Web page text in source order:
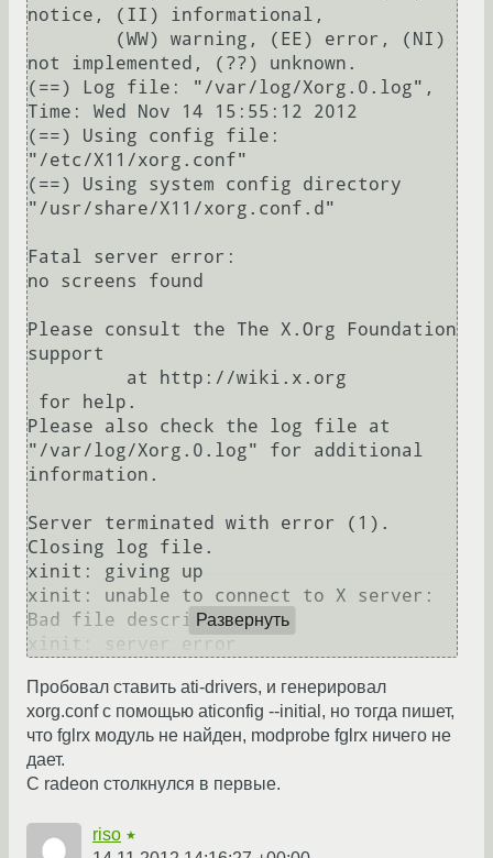
notice, (II) informational,
not implemented, (??) unknown.
(==) Log file: "/var/log/Xorg.0.log",
Time: Wed Nov 14 15:55:12 2012
(==) Using config file:
"/etc/X11/xorg.conf"
(==) Using system config directory
"/usr/share/X11/xorg.conf.d"
Fatal server error:
no screens found
Please consult the The X.Org Foundation
support
Please also check the log file at
"/var/log/Xorg.0.log" for additional
information.
Server terminated with error (1).
Closing log file.
xinit: giving up
xinit: unable to connect to X server:
Bad file descriptor Развернуть
Пробовал ставить ati-drivers, и генерировал
xorg.conf с помощью aticonfig --initial, но тогда пишет,
что fglrx модуль не найден, modprobe fglrx ничего не
дает.
С radeon столкнулся в первые.
riso ★